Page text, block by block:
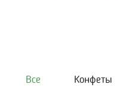
Все Конфеты